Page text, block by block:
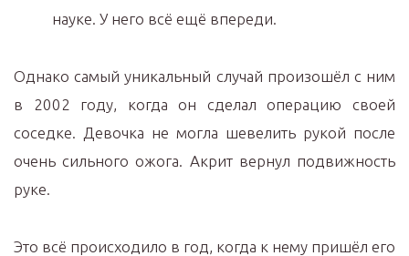
науке. У него всё ещё впереди.
Однако самый уникальный случай произошёл с ним
в 2002 году, когда он сделал операцию своей
соседке. Девочка не могла шевелить рукой после
очень сильного ожога. Акрит вернул подвижность
руке.
Это всё происходило в год, когда к нему пришёл его